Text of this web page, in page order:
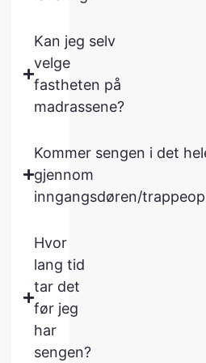
Kan jeg selv
velge
fastheten på
madrassene?
Kommer sengen i det
gjennom
inngangsdøren/
Hvor
lang tid
tar det
før jeg
har
sengen?